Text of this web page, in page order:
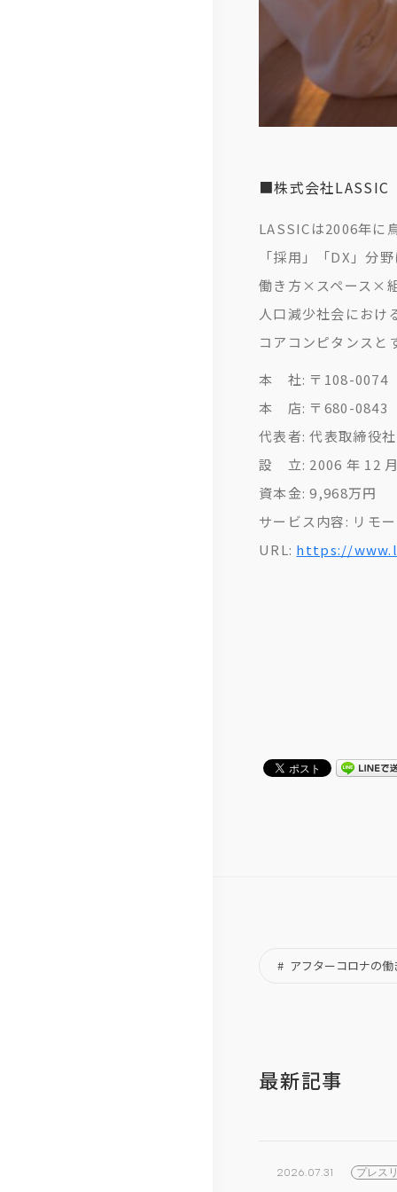
■株式会社LASSIC
LASSICは2006年に
「採用」「DX」分
働き方×スペース×
人口減少社会におけ
コアコンピタンスと
本 社: 〒108-0074
本 店: 〒680-0843
代表者: 代表取締役
設 立: 2006 年 12
資本金: 9,968万円
サービス内容: リモ
URL: https://
アフターコロナの働
最新記事
2026.07.31 プレス